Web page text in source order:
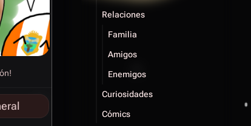
Relaciones
Familia
Amigos
Enemigos
Curiosidades
Cómics